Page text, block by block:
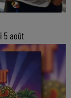
5 août